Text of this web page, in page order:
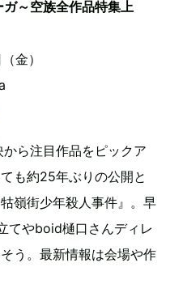
ガ～空族全作品特集上
金）
ら注目作品をピックア
も約25年ぶりの公開と
嶺街少年殺人事件』。早
てやboid樋口さんディレ
う。最新情報は会場や作